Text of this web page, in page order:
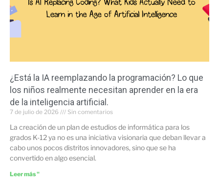
¿Está la IA reemplazando la programación? Lo que
los niños realmente necesitan aprender en la era
de la inteligencia artificial.
7 de julio de 2026 Sin comentarios
La creación de un plan de estudios de informática para los
grados K-12 ya no es una iniciativa visionaria que deban llevar a
cabo unos pocos distritos innovadores, sino que se ha
convertido en algo esencial.
Leer más "